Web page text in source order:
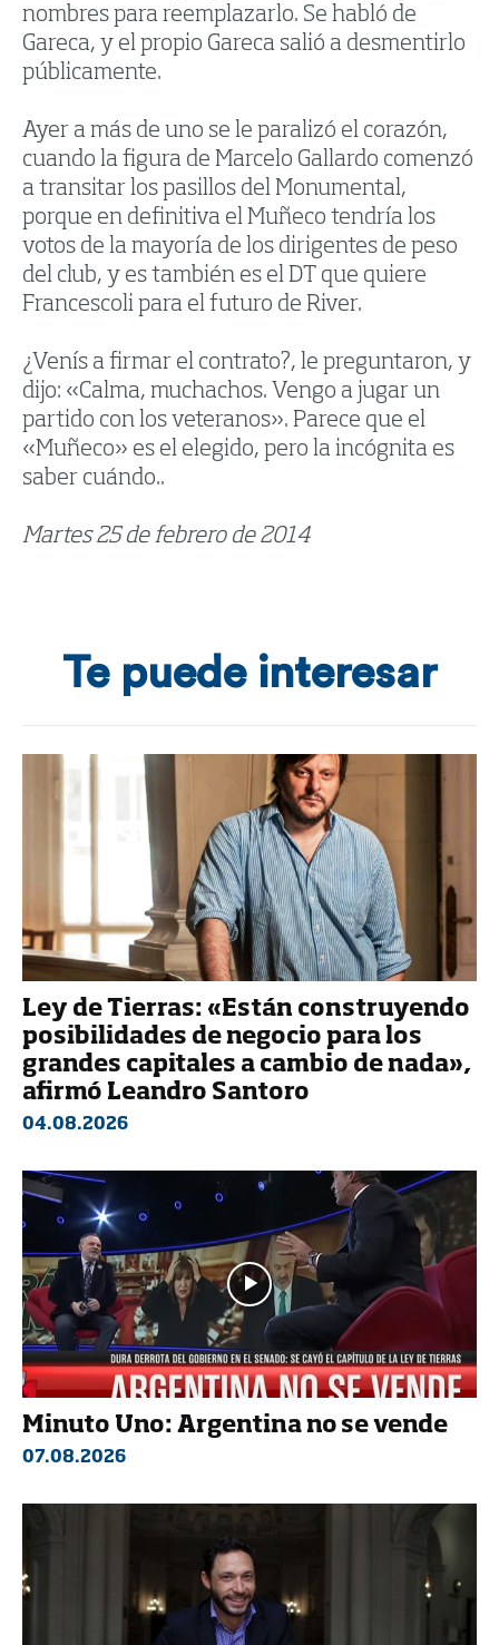
nombres para reemplazarlo. Se habló de
Gareca, y el propio Gareca salió a desmentirlo
públicamente.
Ayer a más de uno se le paralizó el corazón,
cuando la figura de Marcelo Gallardo comenzó
a transitar los pasillos del Monumental,
porque en definitiva el Muñeco tendría los
votos de la mayoría de los dirigentes de peso
del club, y es también es el DT que quiere
Francescoli para el futuro de River.
¿Venís a firmar el contrato?, le preguntaron, y
dijo: «Calma, muchachos. Vengo a jugar un
partido con los veteranos». Parece que el
«Muñeco» es el elegido, pero la incógnita es
saber cuándo..
Martes 25 de febrero de 2014
Te puede interesar
Ley de Tierras: «Están construyendo
posibilidades de negocio para los
grandes capitales a cambio de nada»,
afirmó Leandro Santoro
04.08.2026
Minuto Uno: Argentina no se vende
07.08.2026